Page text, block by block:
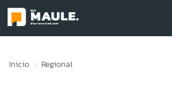
Inicio Regional